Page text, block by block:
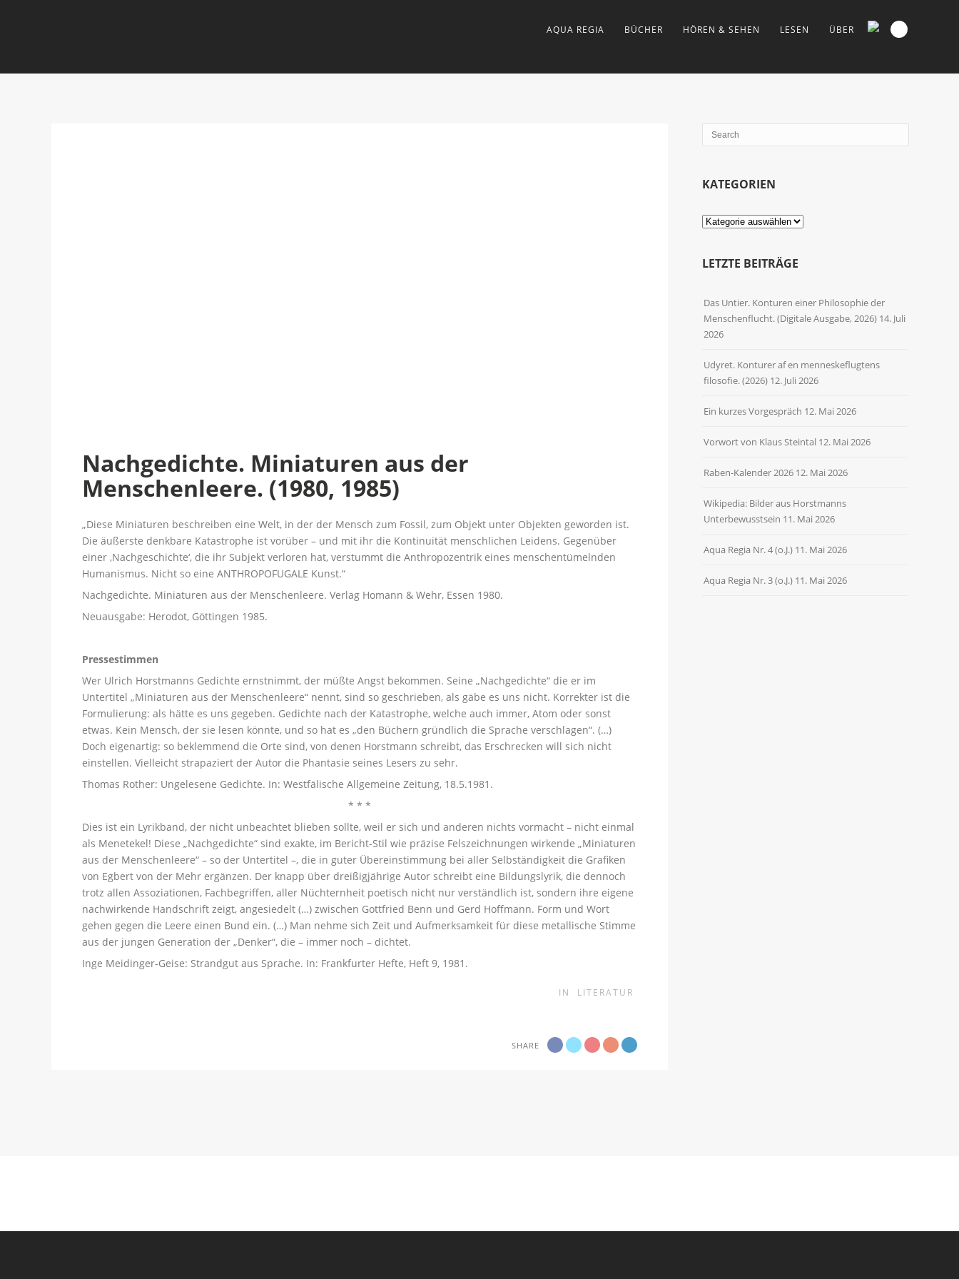
AQUA REGIA BÜCHER HÖREN & SEHEN LESEN ÜBER
Nachgedichte. Miniaturen aus der
Menschenleere. (1980, 1985)
„Diese Miniaturen beschreiben eine Welt, in der der Mensch zum Fossil, zum Objekt unter Objekten geworden ist.
Die äußerste denkbare Katastrophe ist vorüber – und mit ihr die Kontinuität menschlichen Leidens. Gegenüber
einer ‚Nachgeschichte‘, die ihr Subjekt verloren hat, verstummt die Anthropozentrik eines menschentümelnden
Humanismus. Nicht so eine ANTHROPOFUGALE Kunst.“
Nachgedichte. Miniaturen aus der Menschenleere. Verlag Homann & Wehr, Essen 1980.
Neuausgabe: Herodot, Göttingen 1985.
Pressestimmen
Wer Ulrich Horstmanns Gedichte ernstnimmt, der müßte Angst bekommen. Seine „Nachgedichte“ die er im
Untertitel „Miniaturen aus der Menschenleere“ nennt, sind so geschrieben, als gäbe es uns nicht. Korrekter ist die
Formulierung: als hätte es uns gegeben. Gedichte nach der Katastrophe, welche auch immer, Atom oder sonst
etwas. Kein Mensch, der sie lesen könnte, und so hat es „den Büchern gründlich die Sprache verschlagen“. (…)
Doch eigenartig: so beklemmend die Orte sind, von denen Horstmann schreibt, das Erschrecken will sich nicht
einstellen. Vielleicht strapaziert der Autor die Phantasie seines Lesers zu sehr.
Thomas Rother: Ungelesene Gedichte. In: Westfälische Allgemeine Zeitung, 18.5.1981.
* * *
Dies ist ein Lyrikband, der nicht unbeachtet blieben sollte, weil er sich und anderen nichts vormacht – nicht einmal
als Menetekel! Diese „Nachgedichte“ sind exakte, im Bericht-Stil wie präzise Felszeichnungen wirkende „Miniaturen
aus der Menschenleere“ – so der Untertitel –, die in guter Übereinstimmung bei aller Selbständigkeit die Grafiken
von Egbert von der Mehr ergänzen. Der knapp über dreißigjährige Autor schreibt eine Bildungslyrik, die dennoch
trotz allen Assoziationen, Fachbegriffen, aller Nüchternheit poetisch nicht nur verständlich ist, sondern ihre eigene
nachwirkende Handschrift zeigt, angesiedelt (…) zwischen Gottfried Benn und Gerd Hoffmann. Form und Wort
gehen gegen die Leere einen Bund ein. (…) Man nehme sich Zeit und Aufmerksamkeit für diese metallische Stimme
aus der jungen Generation der „Denker“, die – immer noch – dichtet.
Inge Meidinger-Geise: Strandgut aus Sprache. In: Frankfurter Hefte, Heft 9, 1981.
IN LITERATUR
SHARE
KATEGORIEN
Kategorien
LETZTE BEITRÄGE
Das Untier. Konturen einer Philosophie der
Menschenflucht. (Digitale Ausgabe, 2026) 14. Juli
2026
Udyret. Konturer af en menneskeflugtens
filosofie. (2026) 12. Juli 2026
Ein kurzes Vorgespräch 12. Mai 2026
Vorwort von Klaus Steintal 12. Mai 2026
Raben-Kalender 2026 12. Mai 2026
Wikipedia: Bilder aus Horstmanns
Unterbewusstsein 11. Mai 2026
Aqua Regia Nr. 4 (o.J.) 11. Mai 2026
Aqua Regia Nr. 3 (o.J.) 11. Mai 2026